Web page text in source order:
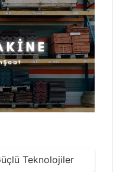
Teknolojiler